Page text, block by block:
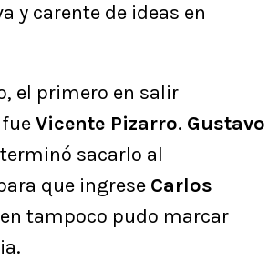
y carente de ideas en
el primero en salir
Vicente Pizarro. Gustavo
sacarlo al
que ingrese Carlos
tampoco pudo marcar